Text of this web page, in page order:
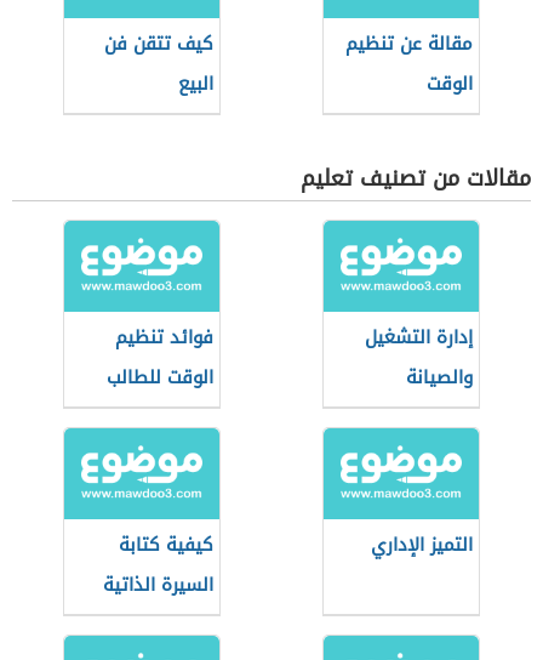
مقالة عن تنظيم
الوقت
كيف تتقن فن
البيع
مقالات من تصنيف تعليم
إدارة التشغيل
والصيانة
فوائد تنظيم
الوقت للطالب
التميز الإداري
كيفية كتابة
السيرة الذاتية
للطلاب